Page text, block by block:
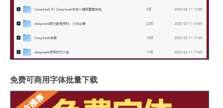
免费可商用字体批量下载